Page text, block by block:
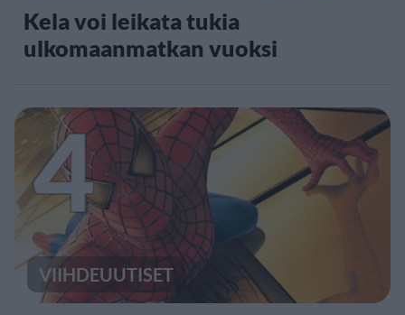
Kela voi leikata tukia
ulkomaanmatkan vuoksi
4
VIIHDEUUTISET